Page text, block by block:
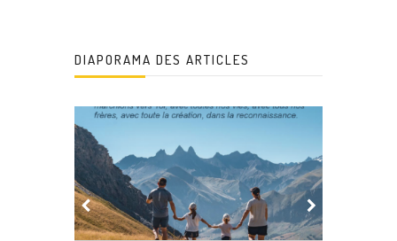
DIAPORAMA DES ARTICLES